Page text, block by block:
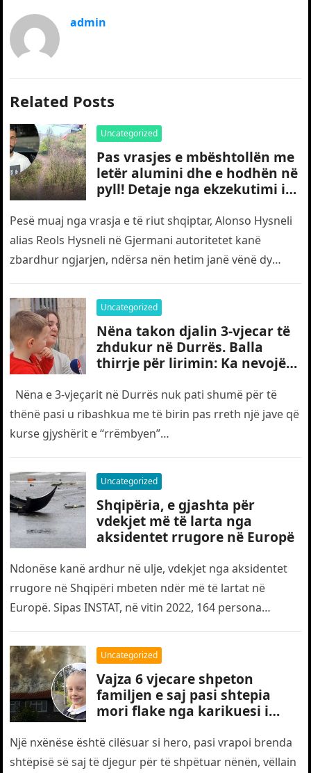
admin
Related Posts
Uncategorized
Pas vrasjes e mbështollën me
letër alumini dhe e hodhën në
pyll! Detaje nga ekzekutimi i
Pesë muaj nga vrasja e të riut shqiptar, Alonso Hysneli
alias Reols Hysneli në Gjermani autoritetet kanë
zbardhur ngjarjen, ndërsa nën hetim janë vënë dy
Uncategorized
Nëna takon djalin 3-vjecar të
zhdukur në Durrës. Balla
thirrje për lirimin: Ka nevojë
Nëna e 3-vjeçarit në Durrës nuk pati shumë për të
thënë pasi u ribashkua me të birin pas rreth një jave që
kurse gjyshërit e “rrëmbyen”…
Uncategorized
Shqipëria, e gjashta për
vdekjet më të larta nga
aksidentet rrugore në Europë
Ndonëse kanë ardhur në ulje, vdekjet nga aksidentet
rrugore në Shqipëri mbeten ndër më të lartat në
Europë. Sipas INSTAT, në vitin 2022, 164 persona
Uncategorized
Vajza 6 vjecare shpeton
familjen e saj pasi shtepia
mori flake nga karikuesi i
Një nxënëse është cilësuar si hero, pasi vrapoi brenda
shtëpisë së saj të djegur për të shpëtuar nënën, vëllain